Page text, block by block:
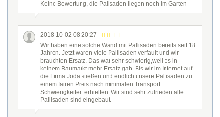
Keine Bewertung, die Palisaden liegen noch im Garten
2018-10-02 08:20:27
Wir haben eine solche Wand mit Pallisaden bereits seit 18
Jahren. Jetzt waren viele Pallisaden verfault und wir
brauchten Ersatz. Das war sehr schwierig,weil es in
keinem Baumarkt mehr Ersatz gab. Bis wir im Internet auf
die Firma Joda stießen und endlich unsere Pallisaden zu
einem fairen Preis nach minimalen Transport
Schwierigkeiten erhielten. Wir sind sehr zufrieden alle
Pallisaden sind eingebaut.